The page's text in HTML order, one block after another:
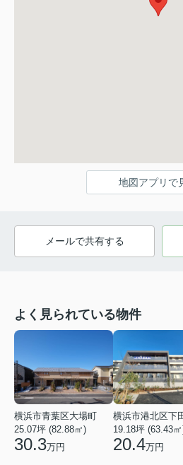
地図アプリで
メールで共有する
よく見られている物件
横浜市青葉区大場町
25.07坪 (82.88㎡)
30.3万円
19.18坪 (63.43
20.4万円